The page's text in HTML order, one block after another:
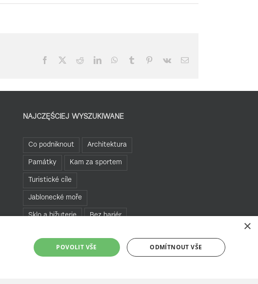
Facebook RedditLinkedInWhatsApp
Tumblr Pinterest
Vk Email
NAJCZĘŚCIEJ WYSZUKIWANE
Co podniknout Architektura
Památky Kam za sportem
Turistické cíle
Jablonecké moře
Sklo a bižuterie Bez bariér
Rozhledny
×
POVOLIT VŠE ODMÍTNOUT VŠE